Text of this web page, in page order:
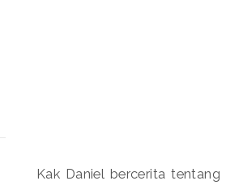
Kak Daniel bercerita